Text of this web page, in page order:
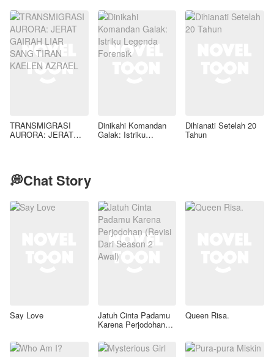
TRANSMIGRASI
AURORA: JERAT
Dinikahi Komandan
Galak: Istriku
Dihianati Setelah 20
Tahun
💭Chat Story
Say Love Jatuh Cinta Padamu
Karena Perjodohan
Awal)
Queen Risa.